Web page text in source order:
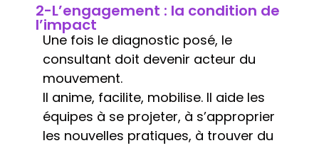
2-L’engagement : la condition de
l’impact
Une fois le diagnostic posé, le
consultant doit devenir acteur du
mouvement.
Il anime, facilite, mobilise. Il aide les
équipes à se projeter, à s’approprier
les nouvelles pratiques, à trouver du